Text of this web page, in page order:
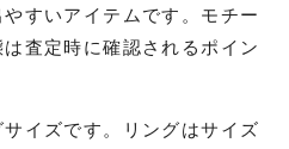
すいアイテムです。モチー
査定時に確認されるポイン
イズです。リングはサイズ